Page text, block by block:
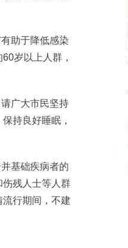
助于降低感染
岁以上人群，
广大市民坚持
持良好睡眠，
基础疾病者的
残人士等人群
行期间，不建